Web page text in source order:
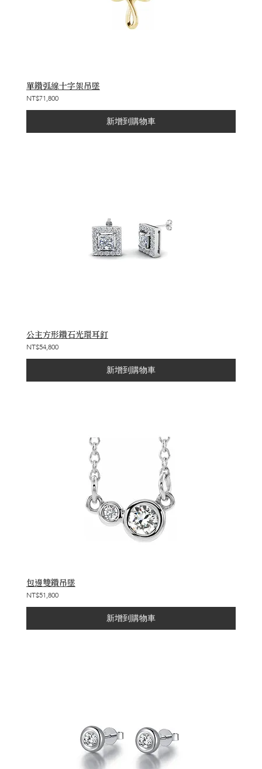
單鑽弧線十字架吊墜
NT$71,800
新增到購物車
公主方形鑽石光環耳釘
NT$54,800
新增到購物車
包邊雙鑽吊墜
NT$51,800
新增到購物車